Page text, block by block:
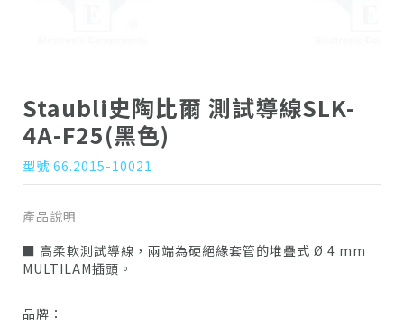
Staubli史陶比爾 測試導線SLK-
4A-F25(黑色)
型號 66.2015-10021
產品說明
■ 高柔軟測試導線，兩端為硬絕緣套管的堆疊式 Ø 4 mm
MULTILAM插頭。
品牌：